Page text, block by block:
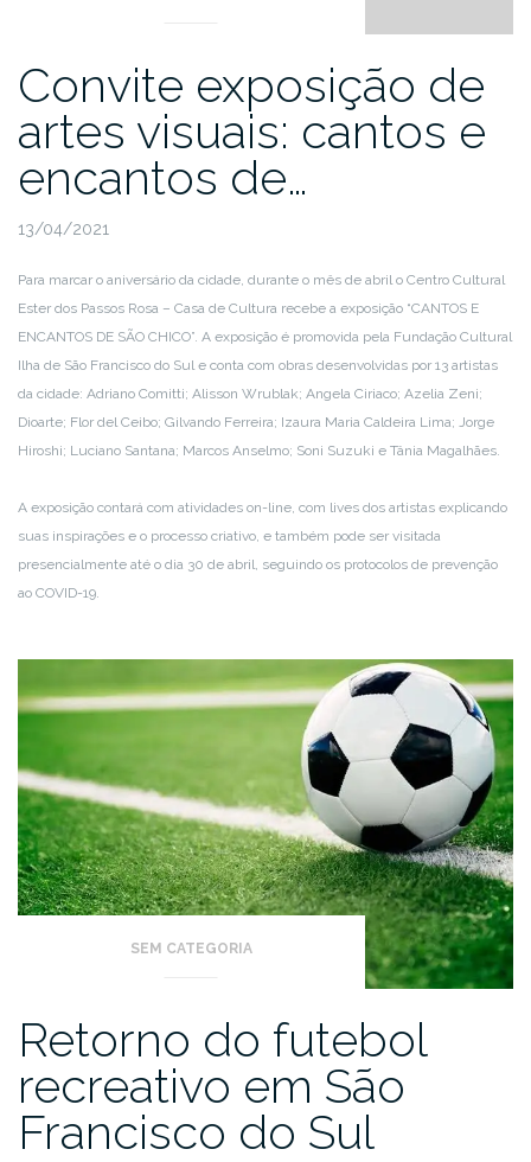
Convite exposição de
artes visuais: cantos e
encantos de…
13/04/2021
Para marcar o aniversário da cidade, durante o mês de abril o Centro Cultural
Ester dos Passos Rosa – Casa de Cultura recebe a exposição “CANTOS E
ENCANTOS DE SÃO CHICO”. A exposição é promovida pela Fundação Cultural
Ilha de São Francisco do Sul e conta com obras desenvolvidas por 13 artistas
da cidade: Adriano Comitti; Alisson Wrublak; Angela Ciriaco; Azelia Zeni;
Dioarte; Flor del Ceibo; Gilvando Ferreira; Izaura Maria Caldeira Lima; Jorge
Hiroshi; Luciano Santana; Marcos Anselmo; Soni Suzuki e Tânia Magalhães.
A exposição contará com atividades on-line, com lives dos artistas explicando
suas inspirações e o processo criativo, e também pode ser visitada
presencialmente até o dia 30 de abril, seguindo os protocolos de prevenção
ao COVID-19.
SEM CATEGORIA
Retorno do futebol
recreativo em São
Francisco do Sul